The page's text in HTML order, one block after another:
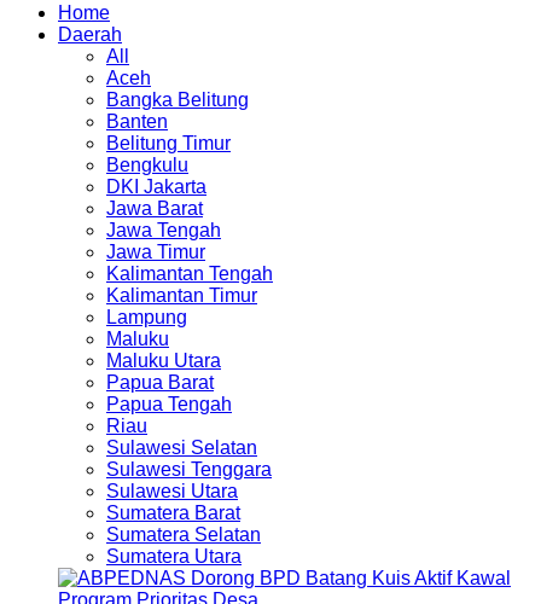
Home
Daerah
All
Aceh
Bangka Belitung
Banten
Belitung Timur
Bengkulu
DKI Jakarta
Jawa Barat
Jawa Tengah
Jawa Timur
Kalimantan Tengah
Kalimantan Timur
Lampung
Maluku
Maluku Utara
Papua Barat
Papua Tengah
Riau
Sulawesi Selatan
Sulawesi Tenggara
Sulawesi Utara
Sumatera Barat
Sumatera Selatan
Sumatera Utara